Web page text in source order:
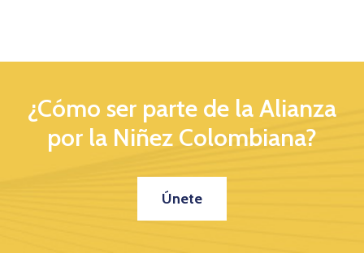
¿Cómo ser parte de la Alianza
por la Niñez Colombiana?
Únete